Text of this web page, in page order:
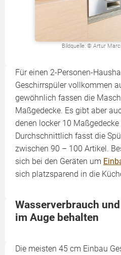
Bildquelle: © Artur
Für einen 2-Personen-
Geschirrspüler vollkommen
gewöhnlich fassen die
Maßgedecke. Es gibt aber
denen locker 10
Durchschnittlich fasst die
zwischen 90 – 100 Artikel.
sich bei den Geräten um
sich platzsparend in die
Wasserverbrauch
im Auge behalten
Die meisten 45 cm Einbau